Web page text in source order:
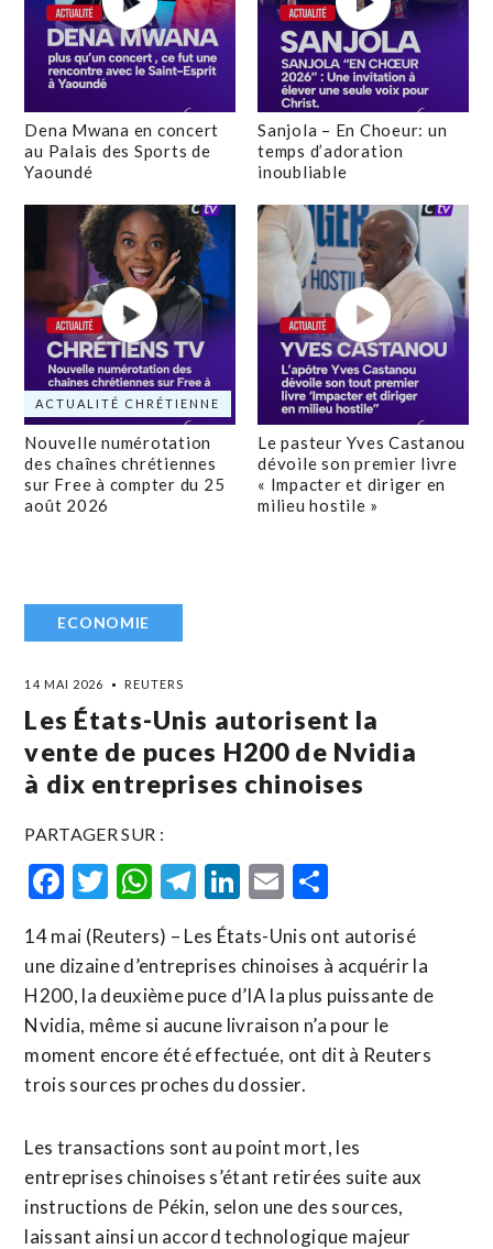
Dena Mwana en concert
au Palais des Sports de
Yaoundé
Sanjola – En Choeur: un
temps d’adoration
inoubliable
ACTUALITÉ CHRÉTIENNE
Nouvelle numérotation
des chaînes chrétiennes
sur Free à compter du 25
août 2026
Le pasteur Yves Castanou
dévoile son premier livre
« Impacter et diriger en
milieu hostile »
ECONOMIE
14 MAI 2026 REUTERS
Les États-Unis autorisent la
vente de puces H200 de Nvidia
à dix entreprises chinoises
PARTAGER SUR :
Facebook
Twitter
WhatsApp
Telegram
LinkedIn
Email
14 mai (Reuters) – Les États-Unis ont autorisé
une dizaine d’entreprises chinoises à acquérir la
H200, la deuxième puce d’IA la plus puissante de
Nvidia, même si aucune livraison n’a pour le
moment encore été effectuée, ont dit à Reuters
trois sources proches du dossier.
Les transactions sont au point mort, les
entreprises chinoises s’étant retirées suite aux
instructions de Pékin, selon une des sources,
laissant ainsi un accord technologique majeur